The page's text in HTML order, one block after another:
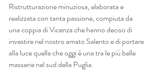
Ristrutturazione minuziosa, elaborata e
realizzata con tanta passione, compiuta da
una coppia di Vicenza che hanno deciso di
investire nel nostro amato Salento e di portare
alla luce quella che oggi è una tra le più belle
masserie nel sud della Puglia.